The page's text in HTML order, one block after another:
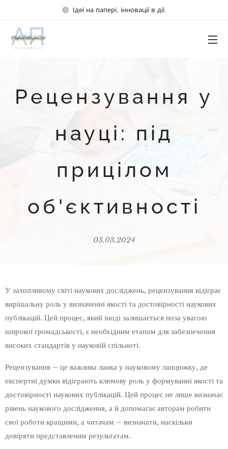
Ідеї на папері, інновації в дії.
Рецензування у
науці: під
прицілом
об'єктивності
03.03.2024
У захопливому світі наукових досліджень, рецензування відіграє
вирішальну роль у визначенні якості та достовірності наукових
публікацій. Цей процес, який іноді залишається поза увагою
широкої громадськості, є необхідним етапом для забезпечення
високих стандартів у науковій спільноті.
Рецензування – це важлива ланка у науковому ланцюжку, де
експертні думки відіграють ключову роль у формуванні якості та
достовірності наукових публікацій. Цей процес не лише визначає
рівень наукового дослідження, а й допомагає авторам робити
свої роботи кращими, а читачам – визначати, наскільки
довіряти представленим результатам.